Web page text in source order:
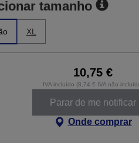
tamanho
XL
10,75 €
IVA incluído (8,74 € IVA não
Parar de me notificar
Onde comprar